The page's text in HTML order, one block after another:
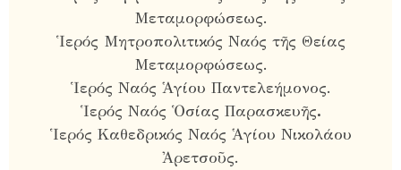
Μεταμορφώσεως.
Ἱερός Μητροπολιτικός Ναός τῆς Θείας
Μεταμορφώσεως.
Ἱερός Ναός Ἁγίου Παντελεήμονος.
Ἱερός Ναός Ὁσίας Παρασκευῆς.
Ἱερός Καθεδρικός Ναός Ἁγίου Νικολάου
Ἀρετσοῦς.